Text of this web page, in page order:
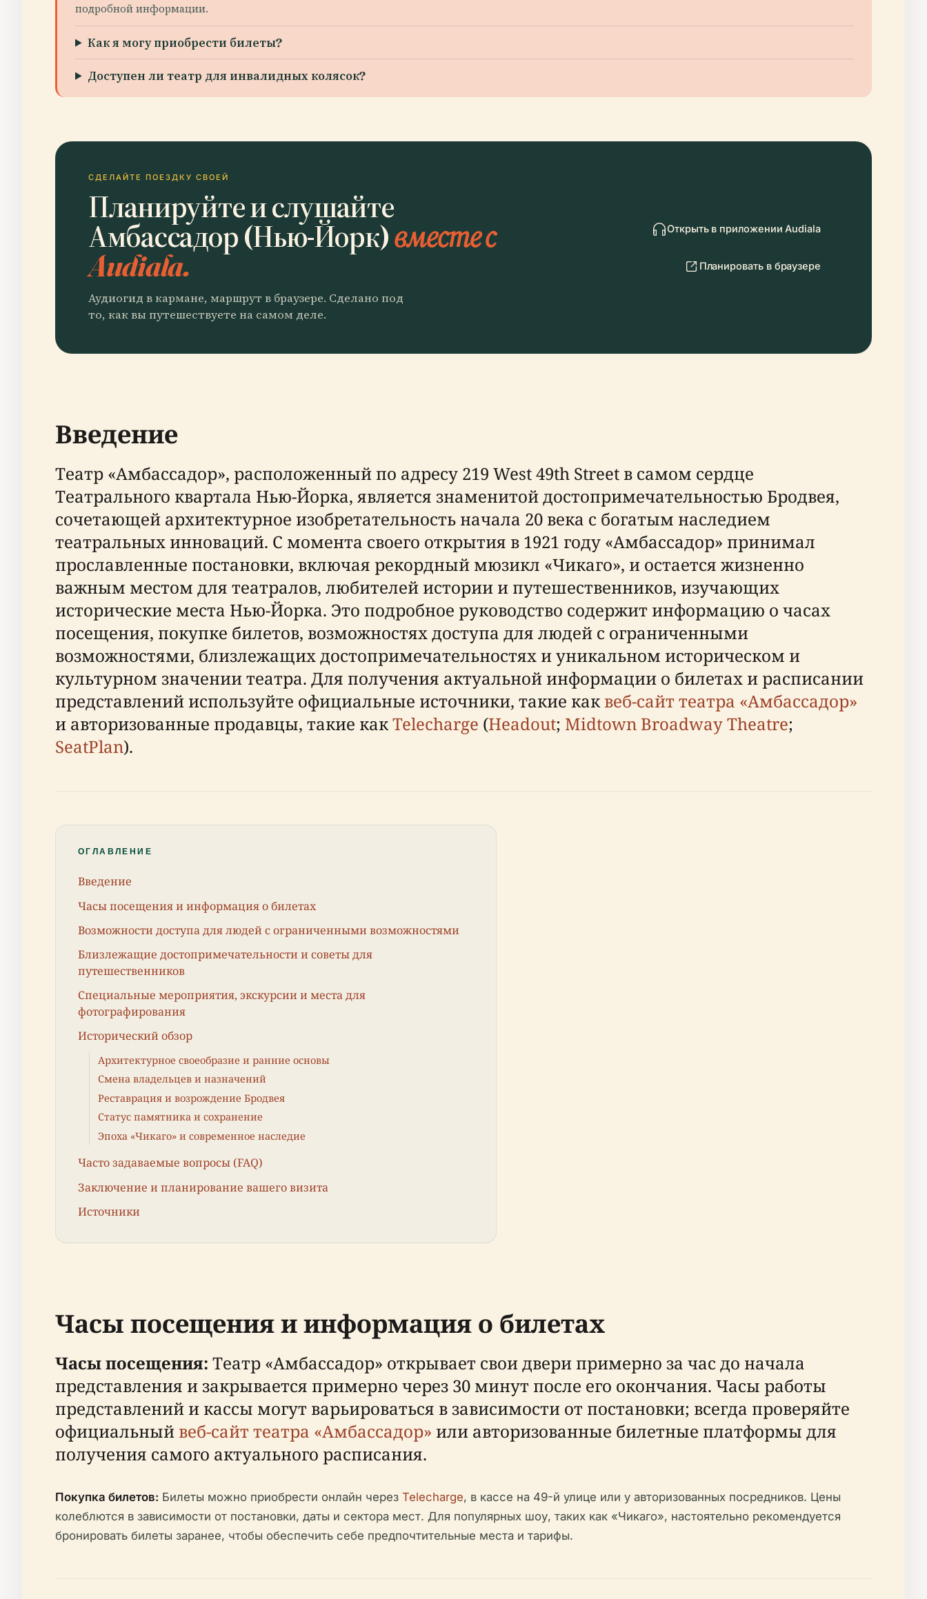
подробной информации.
Как я могу приобрести билеты?
Доступен ли театр для инвалидных колясок?
СДЕЛАЙТЕ ПОЕЗДКУ СВОЕЙ
Планируйте и слушайте
Амбассадор (Нью-Йорк)вместе с
Audiala.
Аудиогид в кармане, маршрут в браузере. Сделано под
то, как вы путешествуете на самом деле.
Открыть в приложении Audiala
Планировать в браузере
Введение
Театр «Амбассадор», расположенный по адресу 219 West 49th Street в самом сердце
Театрального квартала Нью-Йорка, является знаменитой достопримечательностью Бродвея,
сочетающей архитектурное изобретательность начала 20 века с богатым наследием
театральных инноваций. С момента своего открытия в 1921 году «Амбассадор» принимал
прославленные постановки, включая рекордный мюзикл «Чикаго», и остается жизненно
важным местом для театралов, любителей истории и путешественников, изучающих
исторические места Нью-Йорка. Это подробное руководство содержит информацию о часах
посещения, покупке билетов, возможностях доступа для людей с ограниченными
возможностями, близлежащих достопримечательностях и уникальном историческом и
культурном значении театра. Для получения актуальной информации о билетах и расписании
представлений используйте официальные источники, такие каквеб-сайт театра «Амбассадор»
и авторизованные продавцы, такие какTelecharge (Headout; Midtown Broadway Theatre;
SeatPlan).
ОГЛАВЛЕНИЕ
Введение
Часы посещения и информация о билетах
Возможности доступа для людей с ограниченными возможностями
Близлежащие достопримечательности и советы для
путешественников
Специальные мероприятия, экскурсии и места для
фотографирования
Исторический обзор
Архитектурное своеобразие и ранние основы
Смена владельцев и назначений
Реставрация и возрождение Бродвея
Статус памятника и сохранение
Эпоха «Чикаго» и современное наследие
Часто задаваемые вопросы (FAQ)
Заключение и планирование вашего визита
Источники
Часы посещения и информация о билетах
Часы посещения: Театр «Амбассадор» открывает свои двери примерно за час до начала
представления и закрывается примерно через 30 минут после его окончания. Часы работы
представлений и кассы могут варьироваться в зависимости от постановки; всегда проверяйте
официальный веб-сайт театра «Амбассадор» или авторизованные билетные платформы для
получения самого актуального расписания.
Покупка билетов: Билеты можно приобрести онлайн через Telecharge, в кассе на 49-й улице или у авторизованных посредников. Цены
колеблются в зависимости от постановки, даты и сектора мест. Для популярных шоу, таких как «Чикаго», настоятельно рекомендуется
бронировать билеты заранее, чтобы обеспечить себе предпочтительные места и тарифы.